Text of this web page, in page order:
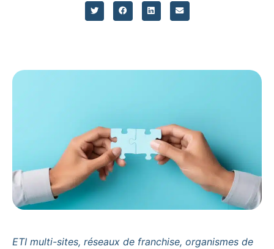
ETI multi-sites, réseaux de franchise, organismes de